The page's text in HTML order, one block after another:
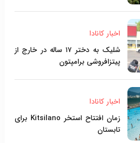
اخبار کانادا
شلیک به دختر ۱۷ ساله در خارج از
پیتزافروشی برامپتون
اخبار کانادا
زمان افتتاح استخر Kitsilano برای
تابستان